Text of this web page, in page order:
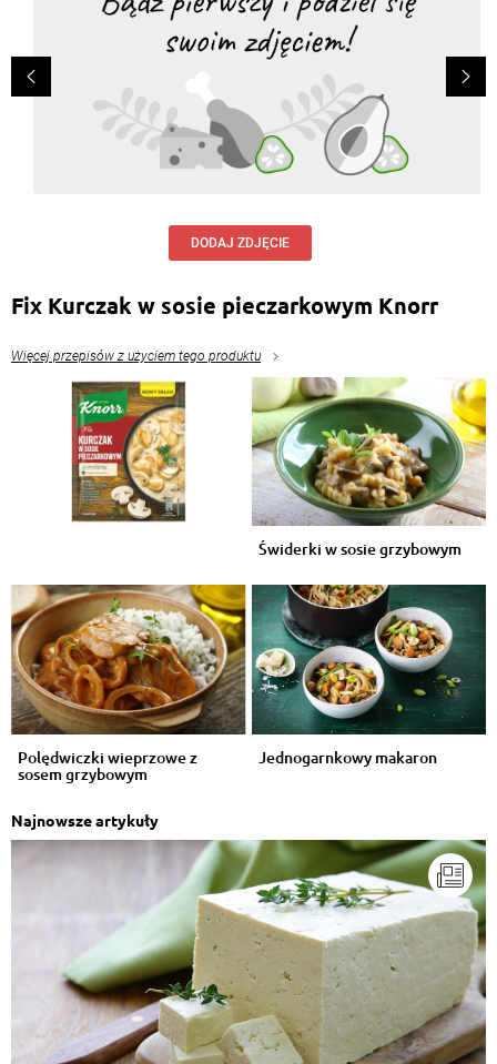
DODAJ ZDJĘCIE
Fix Kurczak w sosie pieczarkowym Knorr
Więcej przepisów z użyciem tego produktu
Świderki w sosie grzybowym
Polędwiczki wieprzowe z
sosem grzybowym
Jednogarnkowy makaron
Najnowsze artykuły